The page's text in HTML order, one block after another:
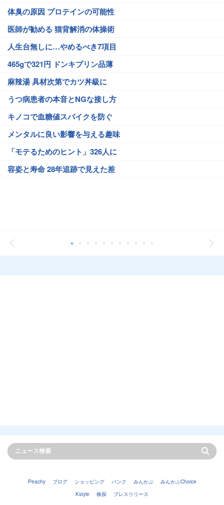
体臭の原因 プロテインの可能性
医師が勧める 猫背解消の体操術
人生台無しに…やめるべき7項目
465gで321円 ドンキプリン品薄
麻辣湯 具材次第でカツ丼級に
うつ病患者の本音とNGな接し方
キノコで血糖値スパイクを防ぐ
メンタルに良い影響を与える趣味
「モテるためのヒント」326人に
容姿と寿命 28年追跡で見えた差
Peachy ブログ ショッピング バンク みんかぶ
みんかぶChoice
Kstyle
株探 プレスリリース